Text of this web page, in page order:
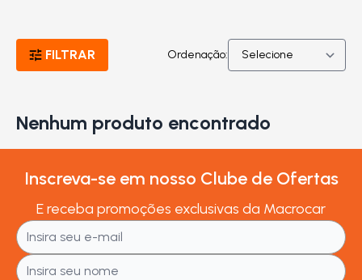
FILTRAR Ordenação:
Nenhum produto encontrado
Inscreva-se em nosso Clube de Ofertas
E receba promoções exclusivas da Macrocar